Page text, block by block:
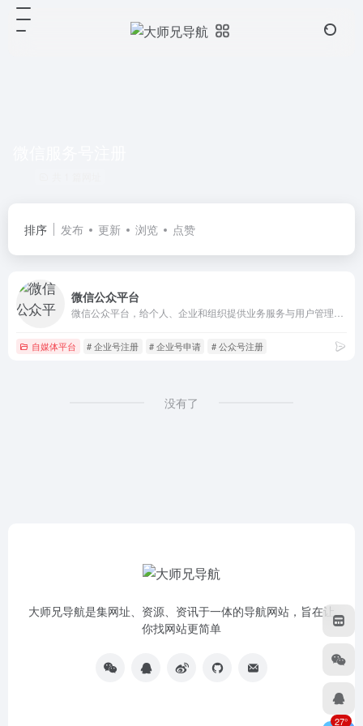
排序 发布 更新 浏览 点赞
微信公众平台
自媒体平台 # 企业号注册 # 企业号申请 # 公众号注册
没有了
大师兄导航是集网址、资源、资讯于一体的导航网站，旨在让
你找网站更简单
27°